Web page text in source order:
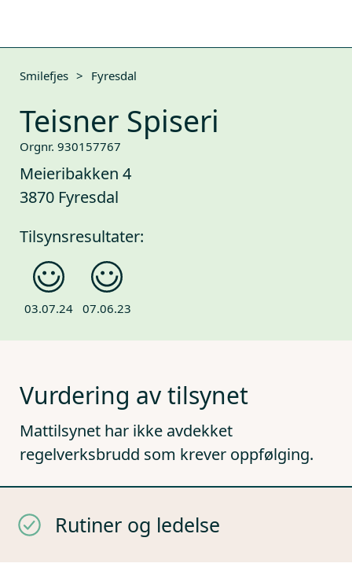
Smilefjes > Fyresdal
Teisner Spiseri
Orgnr. 930157767
Meieribakken 4
3870 Fyresdal
Tilsynsresultater:
03.07.24 07.06.23
Vurdering av tilsynet
Mattilsynet har ikke avdekket
regelverksbrudd som krever oppfølging.
Rutiner og ledelse